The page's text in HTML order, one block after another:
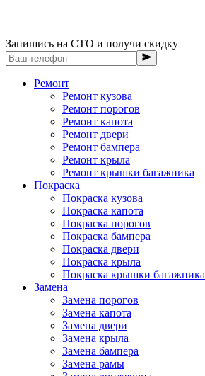
Запишись на СТО и получи скидку
Ремонт
Ремонт кузова
Ремонт порогов
Ремонт капота
Ремонт двери
Ремонт бампера
Ремонт крыла
Ремонт крышки багажника
Покраска
Покраска кузова
Покраска капота
Покраска порогов
Покраска бампера
Покраска двери
Покраска крыла
Покраска крышки багажника
Замена
Замена порогов
Замена капота
Замена двери
Замена крыла
Замена бампера
Замена рамы